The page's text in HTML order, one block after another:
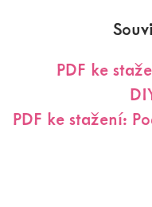
PDF ke
PDF ke stažení: